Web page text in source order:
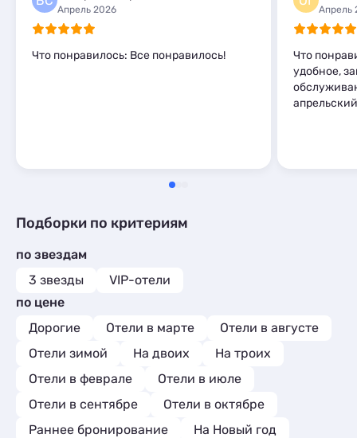
Комнаты 15
Апартаменты
Мини-отели
Кемпинги
Апрель 2026
Что понравилось: Все понравилось!
Апрель
Что
удобное,
Подборки по критериям
по звездам
3 звезды
VIP-отели
по цене
Дорогие
Отели в марте
Отели в августе
Отели зимой
На двоих
На троих
Отели в феврале
Отели в июле
Отели в сентябре
Отели в октябре
Раннее бронирование
На Новый год